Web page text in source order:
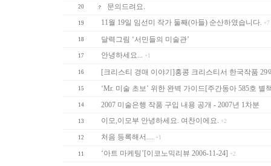
20 문의드려요.
19 11월 19일 임선미 작가 둘째(아들) 순산하였습니다. +7
18 달력그림 ‘서민들의 미술관’
17 안녕하세요... +1
16 [크리스티 경매 이야기]홍콩 크리스티서 한국작품 29
15 ‘Mr. 미술 초보’ 위한 완벽 가이드[주간동아 585호 별
14 2007 미술은행 작품 구입 내용 공개 - 2007년 1차분
13 이모,이모부 안녕하세요. 여찬이에요. +2
12 처음 등록해서.... +1
11 ‘아트 마케팅’[이코노믹리뷰 2006-11-24] +2